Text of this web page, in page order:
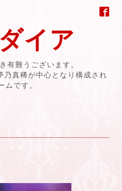
イア
有難うございます。
真稀が中心となり構成され
ムです。